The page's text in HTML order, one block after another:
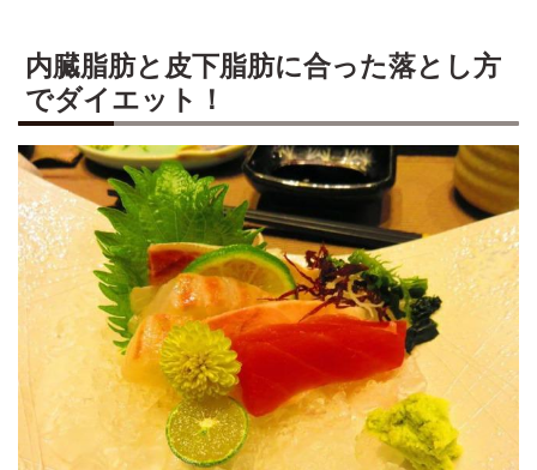
内臓脂肪と皮下脂肪に合った落とし方
でダイエット！